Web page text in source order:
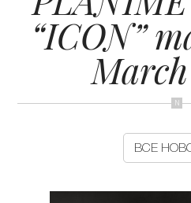
ДЕТИ
“ICON”
ВСЕ